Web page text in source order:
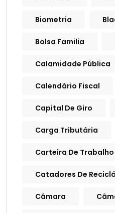
Biometria
Bolsa Familia
Calamidade Pública
Calendário Fiscal
Capital De Giro
Carga Tributária
Carteira De Trabalho
Catadores De
Câmara